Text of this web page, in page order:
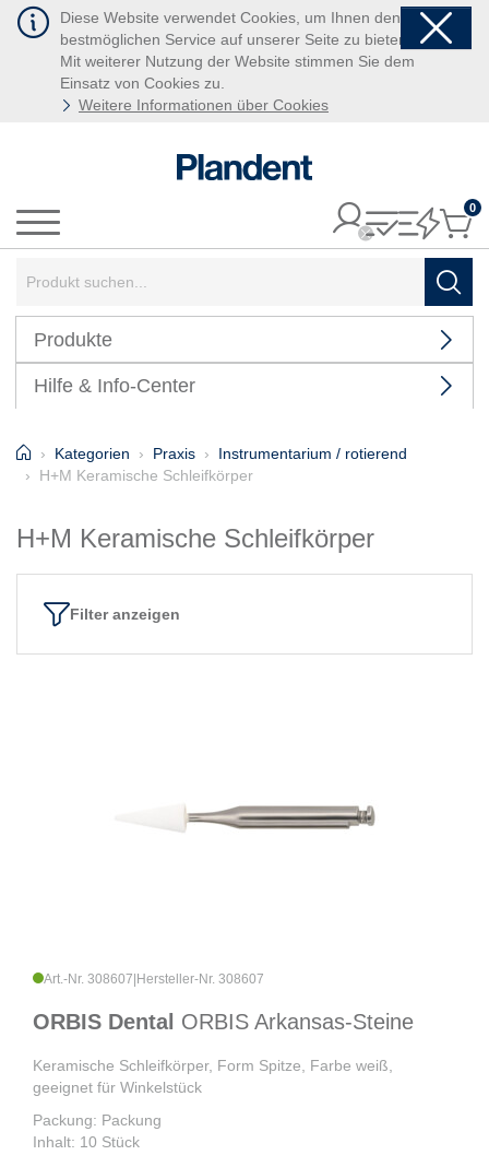
Diese Website verwendet Cookies, um Ihnen den
bestmöglichen Service auf unserer Seite zu bieten.
Mit weiterer Nutzung der Website stimmen Sie dem
Einsatz von Cookies zu.
Weitere Informationen über Cookies
Menü
0
Produkte
Hilfe & Info-Center
HomeKategorien Praxis
Instrumentarium / rotierend
H+M Keramische Schleifkörper
H+M Keramische Schleifkörper
Filter anzeigen
Art.-Nr. 308607 Hersteller-Nr. 308607
ORBIS Dental ORBIS Arkansas-Steine
Keramische Schleifkörper, Form Spitze, Farbe weiß,
geeignet für Winkelstück
Packung: Packung
Inhalt: 10 Stück